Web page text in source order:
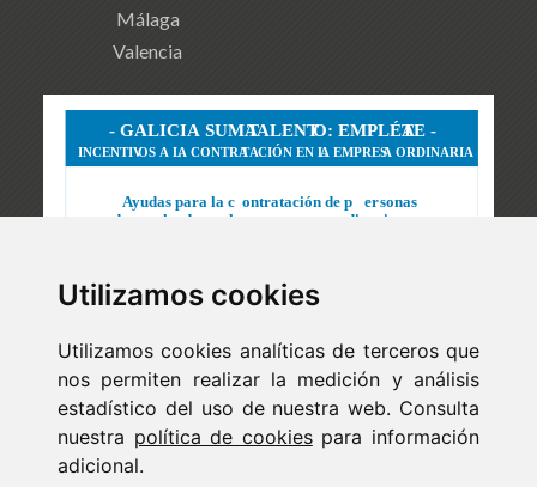
Utilizamos cookies
Utilizamos cookies analíticas de terceros que
nos permiten realizar la medición y análisis
estadístico del uso de nuestra web. Consulta
nuestra política de cookiespara información
adicional.
Málaga
Valencia